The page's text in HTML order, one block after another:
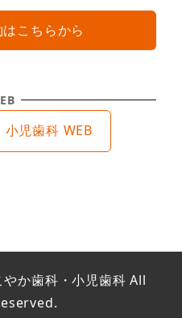
こちらから
児歯科 WEB
か歯科・小児歯科 All